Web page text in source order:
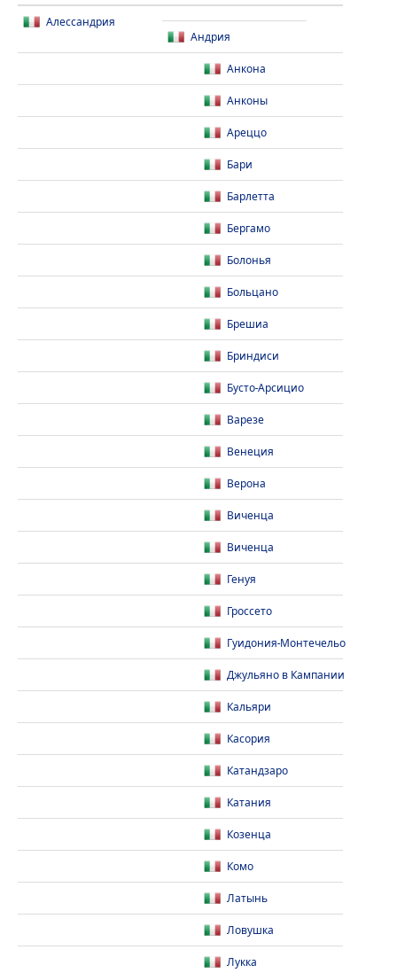
Алессандрия
Андрия
Анкона
Анконы
Ареццо
Бари
Барлетта
Бергамо
Болонья
Больцано
Брешиа
Бриндиси
Бусто-Арсицио
Варезе
Венеция
Верона
Виченца
Виченца
Генуя
Гроссето
Гуидония-Монтечельо
Джульяно в Кампании
Кальяри
Касория
Катандзаро
Катания
Козенца
Комо
Латынь
Ловушка
Лукка